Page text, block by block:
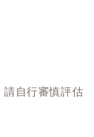
請自行審慎評估